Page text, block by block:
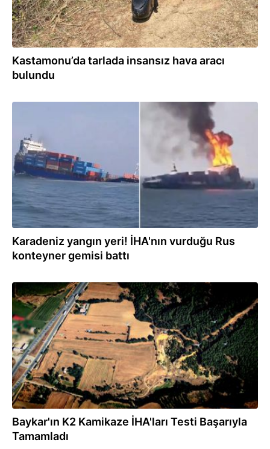
Kastamonu’da tarlada insansız hava aracı
bulundu
Karadeniz yangın yeri! İHA'nın vurduğu Rus
konteyner gemisi battı
01.08.2026
Baykar'ın K2 Kamikaze İHA'ları Testi Başarıyla
Tamamladı